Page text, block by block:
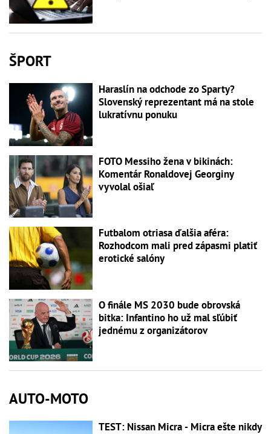
ŠPORT
Haraslín na odchode zo Sparty?
Slovenský reprezentant má na stole
lukratívnu ponuku
FOTO Messiho žena v bikinách:
Komentár Ronaldovej Georginy
vyvolal ošiaľ
Futbalom otriasa ďalšia aféra:
Rozhodcom mali pred zápasmi platiť
erotické salóny
O finále MS 2030 bude obrovská
bitka: Infantino ho už mal sľúbiť
jednému z organizátorov
AUTO-MOTO
TEST: Nissan Micra - Micra ešte nikdy